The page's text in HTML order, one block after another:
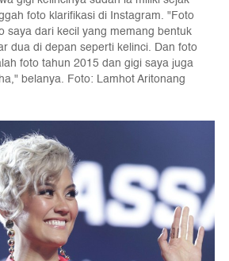
foto klarifikasi di Instagram. "Foto
saya dari kecil yang memang bentuk
dua di depan seperti kelinci. Dan foto
foto tahun 2015 dan gigi saya juga
belanya. Foto: Lamhot Aritonang